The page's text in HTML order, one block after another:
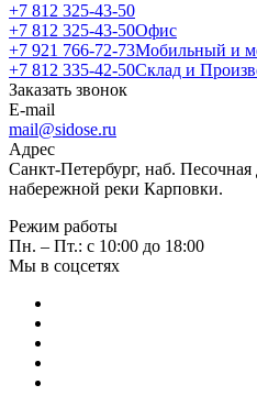
+7 812 325-43-50
+7 812 325-43-50Офис
+7 921 766-72-73Мобильный и
+7 812 335-42-50Склад и
Заказать звонок
E-mail
mail@sidose.ru
Адрес
Санкт-Петербург, наб.
набережной реки Карповки.
Режим работы
Пн. – Пт.: с 10:00 до 18:00
Мы в соцсетях